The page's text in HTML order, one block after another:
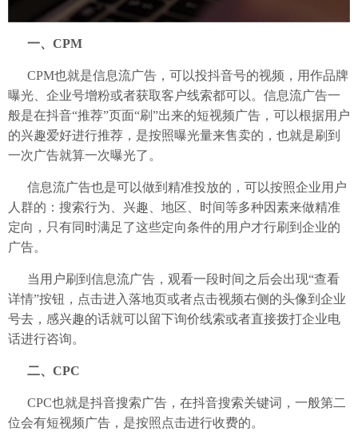
一、CPM
CPM也就是信息流广告，可以投抖音号的视频，用作品牌
曝光、企业号增粉或者获取客户线索都可以。信息流广告一
般是在抖音“推荐”页面“刷”出来的短视频广告，可以根据用户
的兴趣爱好进行推荐，是按照曝光量来售卖的，也就是刷到
一次广告就算一次曝光了。
信息流广告也是可以做到精准投放的，可以按照企业用户
人群的：搜索行为、兴趣、地区、时间等多种因素来做精准
定向，只有同时满足了这些定向条件的用户才行刷到企业的
广告。
当用户刷到信息流广告，观看一段时间之后会出现“查看
详情”按钮，点击进入落地页或者点击视频右侧的头像到企业
号去，感兴趣的话就可以留下询价线索或者直接拨打企业电
话进行咨询。
二、CPC
CPC也就是抖音搜索广告，在抖音搜索关键词，一般第二
位会有短视频广告，是按照点击进行收费的。